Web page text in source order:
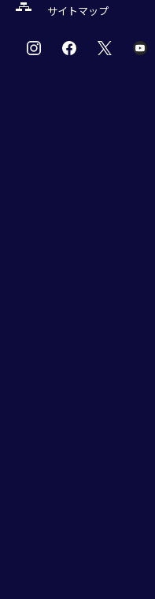
サイトマップ